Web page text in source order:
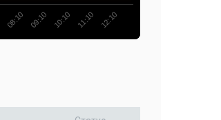
08:10 09:10 10:10 11:10 12:10